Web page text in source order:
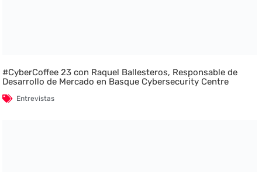
#CyberCoffee 23 con Raquel Ballesteros, Responsable de
Desarrollo de Mercado en Basque Cybersecurity Centre
Entrevistas